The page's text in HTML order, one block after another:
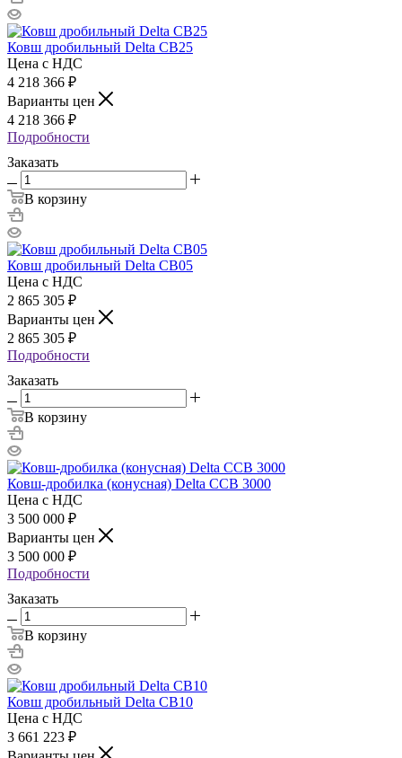
Ковш дробильный Delta CB25
Цена с НДС
4 218 366 ₽
Варианты цен
4 218 366 ₽
Подробности
Заказать
В корзину
Ковш дробильный Delta CB05
Цена с НДС
2 865 305 ₽
Варианты цен
2 865 305 ₽
Подробности
Заказать
В корзину
Ковш-дробилка (конусная) Delta CCB 3000
Цена с НДС
3 500 000 ₽
Варианты цен
3 500 000 ₽
Подробности
Заказать
В корзину
Ковш дробильный Delta CB10
Цена с НДС
3 661 223 ₽